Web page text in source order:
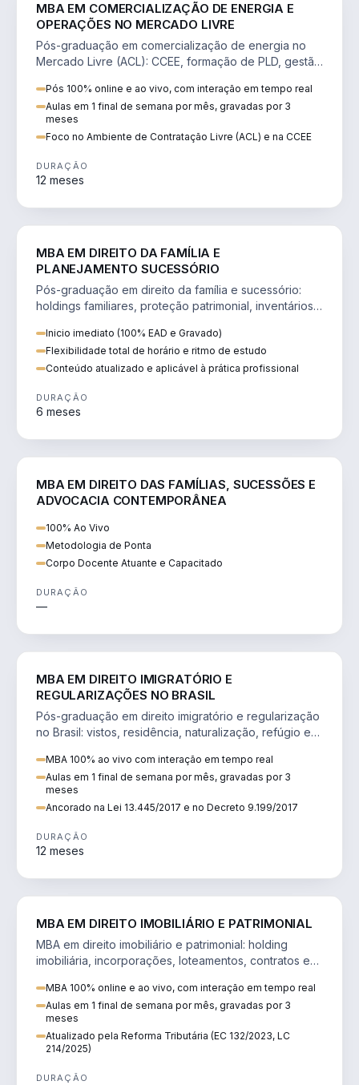
MBA EM COMERCIALIZAÇÃO DE ENERGIA E
OPERAÇÕES NO MERCADO LIVRE
Pós-graduação em comercialização de energia no
Mercado Livre (ACL): CCEE, formação de PLD, gestão
Pós 100% online e ao vivo, com interação em tempo real
Aulas em 1 final de semana por mês, gravadas por 3
meses
Foco no Ambiente de Contratação Livre (ACL) e na CCEE
DURAÇÃO
12 meses
MBA EM DIREITO DA FAMÍLIA E
PLANEJAMENTO SUCESSÓRIO
Pós-graduação em direito da família e sucessório:
holdings familiares, proteção patrimonial, inventários
Inicio imediato (100% EAD e Gravado)
Flexibilidade total de horário e ritmo de estudo
Conteúdo atualizado e aplicável à prática profissional
DURAÇÃO
6 meses
MBA EM DIREITO DAS FAMÍLIAS, SUCESSÕES E
ADVOCACIA CONTEMPORÂNEA
100% Ao Vivo
Metodologia de Ponta
Corpo Docente Atuante e Capacitado
DURAÇÃO
—
MBA EM DIREITO IMIGRATÓRIO E
REGULARIZAÇÕES NO BRASIL
Pós-graduação em direito imigratório e regularização
no Brasil: vistos, residência, naturalização, refúgio e
MBA 100% ao vivo com interação em tempo real
Aulas em 1 final de semana por mês, gravadas por 3
meses
Ancorado na Lei 13.445/2017 e no Decreto 9.199/2017
DURAÇÃO
12 meses
MBA EM DIREITO IMOBILIÁRIO E PATRIMONIAL
MBA em direito imobiliário e patrimonial: holding
imobiliária, incorporações, loteamentos, contratos e
MBA 100% online e ao vivo, com interação em tempo real
Aulas em 1 final de semana por mês, gravadas por 3
meses
Atualizado pela Reforma Tributária (EC 132/2023, LC
214/2025)
DURAÇÃO